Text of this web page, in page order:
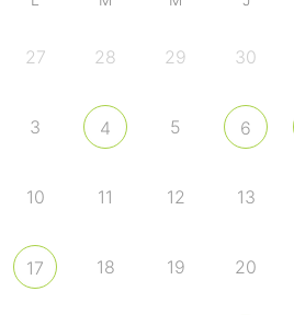
27 28 29 30
3 4 5 6
10 11 12 13
17 18 19 20